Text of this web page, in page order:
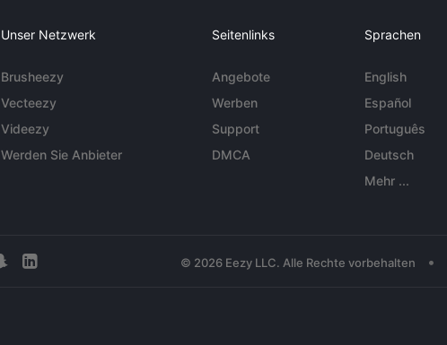
Unser Netzwerk
Brusheezy
Vecteezy
Videezy
Werden Sie Anbieter
Seitenlinks
Angebote
Werben
Support
DMCA
Sprachen
English
Español
Português
Deutsch
Mehr ...
© 2026 Eezy LLC. Alle Rechte vorbehalten •